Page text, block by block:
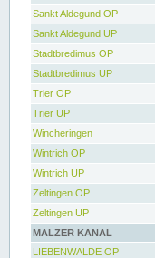
Sankt Aldegund OP
Sankt Aldegund UP
Stadtbredimus OP
Stadtbredimus UP
Trier OP
Trier UP
Wincheringen
Wintrich OP
Wintrich UP
Zeltingen OP
Zeltingen UP
MALZER KANAL
LIEBENWALDE OP